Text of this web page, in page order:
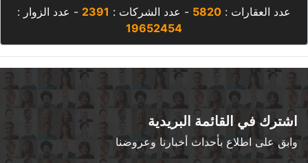
عدد العقارات : 5820 - عدد الشركات : 2391 - عدد الزوار :
19652454
اشترك في القائمة البريدية
وابق على اطلاع بأحداث أخبارنا وعروضنا